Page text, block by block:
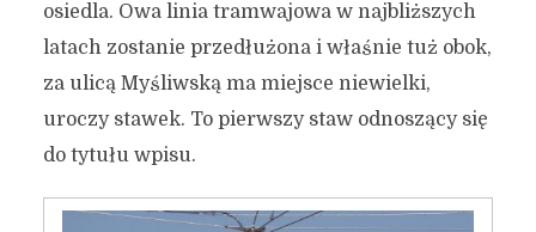
osiedla. Owa linia tramwajowa w najbliższych
latach zostanie przedłużona i właśnie tuż obok,
za ulicą Myśliwską ma miejsce niewielki,
uroczy stawek. To pierwszy staw odnoszący się
do tytułu wpisu.